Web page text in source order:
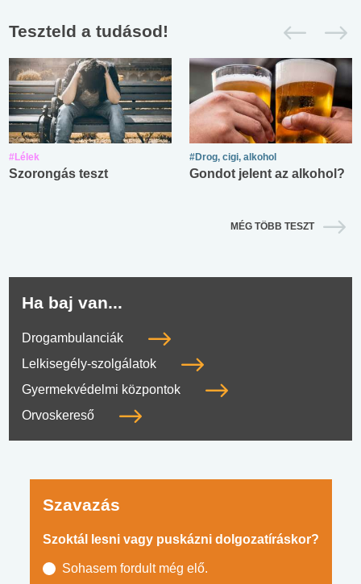
Teszteld a tudásod!
#Lélek
Szorongás teszt
#Drog, cigi, alkohol
Gondot jelent az alkohol?
MÉG TÖBB TESZT
Ha baj van...
Drogambulanciák
Lelkisegély-szolgálatok
Gyermekvédelmi központok
Orvoskereső
Szavazás
Szoktál lesni vagy puskázni dolgozatíráskor?
Sohasem fordult még elő.